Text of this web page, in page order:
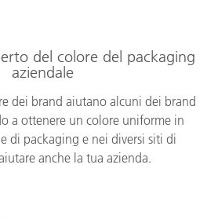
del colore del packaging
aziendale
dei brand aiutano alcuni dei brand
a ottenere un colore uniforme in
di packaging e nei diversi siti di
anche la tua azienda.